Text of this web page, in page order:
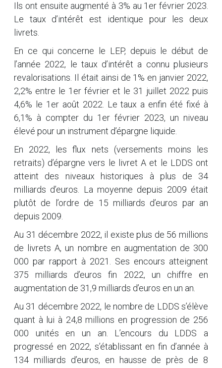
Ils ont ensuite augmenté à 3% au 1er février 2023.
Le taux d’intérêt est identique pour les deux
livrets.
En ce qui concerne le LEP, depuis le début de
l’année 2022, le taux d’intérêt a connu plusieurs
revalorisations. Il était ainsi de 1% en janvier 2022,
2,2% entre le 1er février et le 31 juillet 2022 puis
4,6% le 1er août 2022. Le taux a enfin été fixé à
6,1% à compter du 1er février 2023, un niveau
élevé pour un instrument d’épargne liquide.
En 2022, les flux nets (versements moins les
retraits) d’épargne vers le livret A et le LDDS ont
atteint des niveaux historiques à plus de 34
milliards d’euros. La moyenne depuis 2009 était
plutôt de l’ordre de 15 milliards d’euros par an
depuis 2009.
Au 31 décembre 2022, il existe plus de 56 millions
de livrets A, un nombre en augmentation de 300
000 par rapport à 2021. Ses encours atteignent
375 milliards d’euros fin 2022, un chiffre en
augmentation de 31,9 milliards d’euros en un an.
Au 31 décembre 2022, le nombre de LDDS s’élève
quant à lui à 24,8 millions en progression de 256
000 unités en un an. L’encours du LDDS a
progressé en 2022, s’établissant en fin d’année à
134 milliards d’euros, en hausse de près de 8